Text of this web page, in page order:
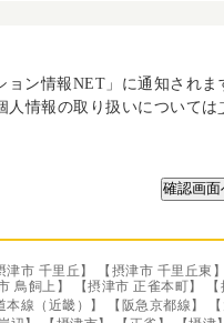
ン情報NET」に通知されま
人情報の取り扱いについては
津市 千里丘】 【摂津市 千里丘東】
鳥飼上】 【摂津市 正雀本町】
本線（近畿）】 【阪急京都線】